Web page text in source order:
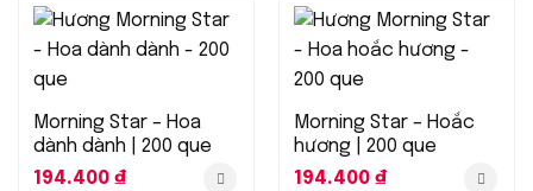
Morning Star – Hoa
dành dành | 200 que
194.400 ₫
Morning Star – Hoắc
hương | 200 que
194.400 ₫